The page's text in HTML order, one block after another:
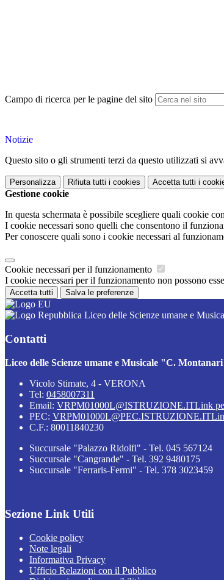
Campo di ricerca per le pagine del sito
Notizie
Questo sito o gli strumenti terzi da questo utilizzati si
Personalizza Rifiuta tutti i cookies Accetta tutti i
Gestione cookie
In questa schermata è possibile scegliere quali cookie
I cookie necessari sono quelli che consentono il
Per conoscere quali sono i cookie necessari al
Cookie necessari per il funzionamento
I cookie necessari per il funzionamento non possono
Accetta tutti Salva le preferenze
Liceo delle Scienze umane e
Contatti
Liceo delle Scienze umane e Musicale "C.
Vicolo Stimate, 4 - VERONA
Tel: 0458007311
Email: VRPM01000L@ISTRUZIONE.ITLink
PEC: VRPM01000L@PEC.ISTRUZIONE.IT
C.F.: 80011840230
Succursale "Palazzo Ridolfi" - Tel. 045 567124
Succursale "Cangrande" - Tel. 392 9480175
Succursale "Ferraris-Fermi" - Tel. 378 3023459
Sezione Link Utili
Cookie policy
Note legali
Informativa Privacy
Ufficio Relazioni con il Pubblico